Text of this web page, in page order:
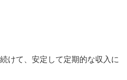
けて、安定して定期的な収入に